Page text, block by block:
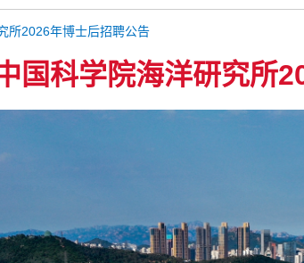
所2026年博士后招聘公告
国科学院海洋研究所